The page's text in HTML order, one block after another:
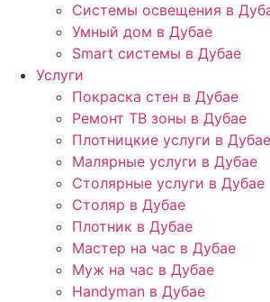
Системы освещения в
Умный дом в Дубае
Smart системы в Дубае
Услуги
Покраска стен в Дубае
Ремонт ТВ зоны в Дубае
Плотницкие услуги в Дубае
Малярные услуги в Дубае
Столярные услуги в Дубае
Столяр в Дубае
Плотник в Дубае
Мастер на час в Дубае
Муж на час в Дубае
Handyman в Дубае